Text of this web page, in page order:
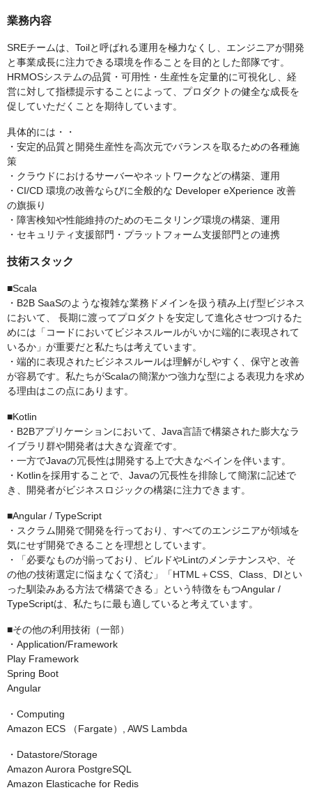
業務内容
SREチームは、Toilと呼ばれる運用を極力なくし、エンジニアが開発
と事業成長に注力できる環境を作ることを目的とした部隊です。
HRMOSシステムの品質・可用性・生産性を定量的に可視化し、経
営に対して指標提示することによって、プロダクトの健全な成長を
促していただくことを期待しています。
具体的には・・
・安定的品質と開発生産性を高次元でバランスを取るための各種施
策
・クラウドにおけるサーバーやネットワークなどの構築、運用
・CI/CD 環境の改善ならびに全般的な Developer eXperience 改善
の旗振り
・障害検知や性能維持のためのモニタリング環境の構築、運用
・セキュリティ支援部門・プラットフォーム支援部門との連携
技術スタック
■Scala
・B2B SaaSのような複雑な業務ドメインを扱う積み上げ型ビジネス
において、 長期に渡ってプロダクトを安定して進化させつづけるた
めには「コードにおいてビジネスルールがいかに端的に表現されて
いるか」が重要だと私たちは考えています。
・端的に表現されたビジネスルールは理解がしやすく、保守と改善
が容易です。私たちがScalaの簡潔かつ強力な型による表現力を求め
る理由はこの点にあります。
■Kotlin
・B2Bアプリケーションにおいて、Java言語で構築された膨大なラ
イブラリ群や開発者は大きな資産です。
・一方でJavaの冗長性は開発する上で大きなペインを伴います。
・Kotlinを採用することで、Javaの冗長性を排除して簡潔に記述で
き、開発者がビジネスロジックの構築に注力できます。
■Angular / TypeScript
・スクラム開発で開発を行っており、すべてのエンジニアが領域を
気にせず開発できることを理想としています。
・「必要なものが揃っており、ビルドやLintのメンテナンスや、そ
の他の技術選定に悩まなくて済む」「HTML＋CSS、Class、DIとい
った馴染みある方法で構築できる」という特徴をもつAngular /
TypeScriptは、私たちに最も適していると考えています。
■その他の利用技術（一部）
・Application/Framework
Play Framework
Spring Boot
Angular
・Computing
Amazon ECS （Fargate）, AWS Lambda
・Datastore/Storage
Amazon Aurora PostgreSQL
Amazon Elasticache for Redis